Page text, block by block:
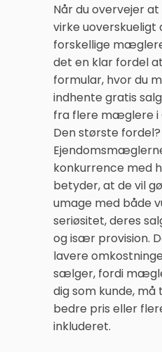
Når du overvejer
virke
forskellige
det en klar fordel
formular, hvor du
indhente gratis
fra flere mæglere i
Den største fordel?
konkurrence med
betyder, at de vil
umage med både
seriøsitet, deres
og især provision.
lavere
sælger, fordi
dig som kunde, må
bedre pris eller
inkluderet.